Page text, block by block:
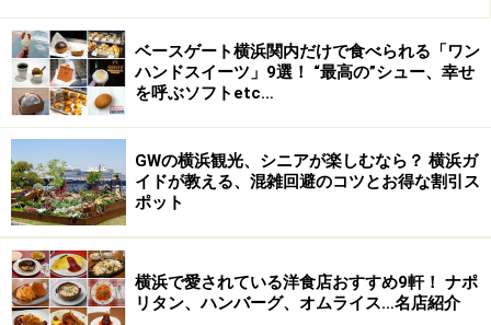
施設内は「ツリーランドサークル」「ファイヤーフォレ
スト」「ワンダーフィールド」というコンセプトの異な
る3つのエリアに分かれており、各エリアで違った楽し
み方を提供しています。宿泊は不可で、BBQとともにア
ウトドア体験を楽しむための施設です。
横浜市営バス ベイサイドブルー「カップヌードルミュージ
アムパーク・ハンマーヘッド入口 バス停からすぐ
ベースゲート横浜関内だけで食べられる「ワン
ハンドスイーツ」9選！ “最高の”シュー、幸せ
を呼ぶソフトetc…
GWの横浜観光、シニアが楽しむなら？ 横浜ガ
イドが教える、混雑回避のコツとお得な割引ス
ポット
横浜で愛されている洋食店おすすめ9軒！ ナポ
リタン、ハンバーグ、オムライス…名店紹介